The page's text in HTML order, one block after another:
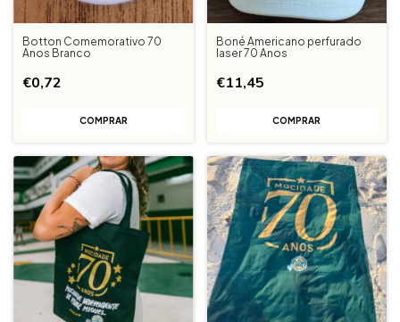
Botton Comemorativo 70
Anos Branco
€0,72
Boné Americano perfurado
laser 70 Anos
€11,45